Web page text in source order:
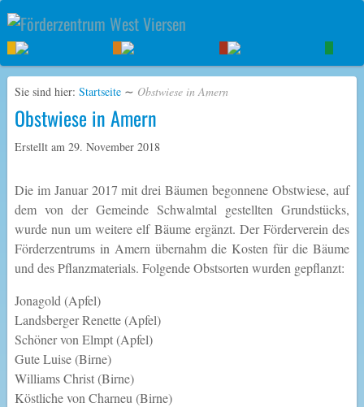
Sie sind hier: Startseite ∼ Obstwiese in Amern
Obstwiese in Amern
Erstellt am 29. November 2018
Die im Januar 2017 mit drei Bäumen begonnene Obstwiese, auf
dem von der Gemeinde Schwalmtal gestellten Grundstücks,
wurde nun um weitere elf Bäume ergänzt. Der Förderverein des
Förderzentrums in Amern übernahm die Kosten für die Bäume
und des Pflanzmaterials. Folgende Obstsorten wurden gepflanzt:
Jonagold (Apfel)
Landsberger Renette (Apfel)
Schöner von Elmpt (Apfel)
Gute Luise (Birne)
Williams Christ (Birne)
Köstliche von Charneu (Birne)